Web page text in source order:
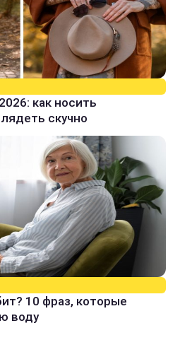
как носить
скучно
10 фраз, которые
воду